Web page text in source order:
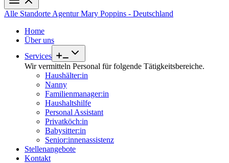
Alle Standorte Agentur Mary Poppins - Deutschland
Home
Über uns
Services
Wir vermitteln Personal für folgende Tätigkeitsbereiche.
Haushälter:in
Nanny
Familienmanager:in
Haushaltshilfe
Personal Assistant
Privatköch:in
Babysitter:in
Senior:innenassistenz
Stellenangebote
Kontakt